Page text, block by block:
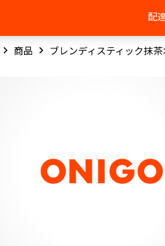
配
商品 ブレンディスティック抹茶